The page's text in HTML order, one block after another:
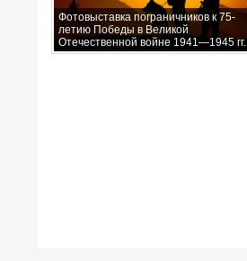
Фотовыставка пограничников к 75-
летию Победы в Великой
Отечественной войне 1941—1945 гг.